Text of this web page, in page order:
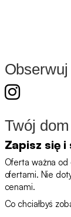
Obserwuj
Twój
Zapisz się
Oferta ważna od
ofertami. Nie
cenami.
Co chciałbyś